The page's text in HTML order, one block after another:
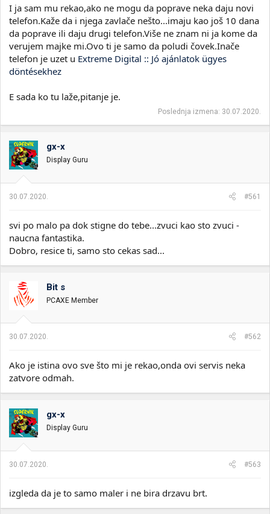
I ja sam mu rekao,ako ne mogu da poprave neka daju novi
telefon.Kaže da i njega zavlače nešto...imaju kao još 10 dana
da poprave ili daju drugi telefon.Više ne znam ni ja kome da
verujem majke mi.Ovo ti je samo da poludi čovek.Inače
telefon je uzet u Extreme Digital :: Jó ajánlatok ügyes
döntésekhez
E sada ko tu laže,pitanje je.
Poslednja izmena: 30.07.2020.
gx-x
Display Guru
30.07.2020. #561
svi po malo pa dok stigne do tebe...zvuci kao sto zvuci -
naucna fantastika.
Dobro, resice ti, samo sto cekas sad...
Bit s
PCAXE Member
30.07.2020. #562
Ako je istina ovo sve što mi je rekao,onda ovi servis neka
zatvore odmah.
gx-x
Display Guru
30.07.2020. #563
izgleda da je to samo maler i ne bira drzavu brt.